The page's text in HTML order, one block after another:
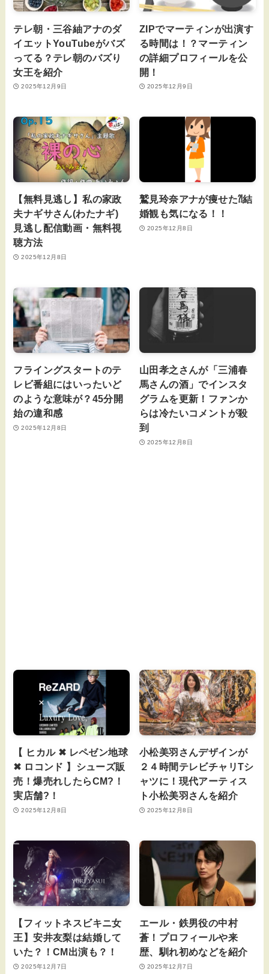
テレ朝・三谷紬アナのダ
イエットYouTubeがバズ
ってる？テレ朝のバズり
女王を紹介
2025年12月9日
ZIPでマーティンが出演す
る時間は！？マーティン
の詳細プロフィールを公
開！
2025年12月9日
【無料見逃し】私の家政
夫ナギサさん(わたナギ)
見逃し配信動画・無料視
聴方法
2025年12月8日
鷲見玲奈アナが痩せた⁈結
婚観も気になる！！
2025年12月8日
フライングスタートのテ
レビ番組にはいったいど
のような意味が？45分開
始の違和感
2025年12月8日
山田孝之さんが「三浦春
馬さんの酒」でインスタ
グラムを更新！ファンか
らは冷たいコメントが殺
到
2025年12月8日
【 ヒカル ✖ レペゼン地球
✖ ロコンド 】シューズ販
売！爆売れしたらCM?！
実店舗?！
2025年12月8日
小松美羽さんデザインが
２４時間テレビチャリTシ
ャツに！現代アーティス
ト小松美羽さんを紹介
2025年12月8日
【フィットネスビキニ女
王】安井友梨は結婚して
いた？！CM出演も？！
2025年12月7日
エール・鉄男役の中村
蒼！プロフィールや来
歴、馴れ初めなどを紹介
2025年12月7日